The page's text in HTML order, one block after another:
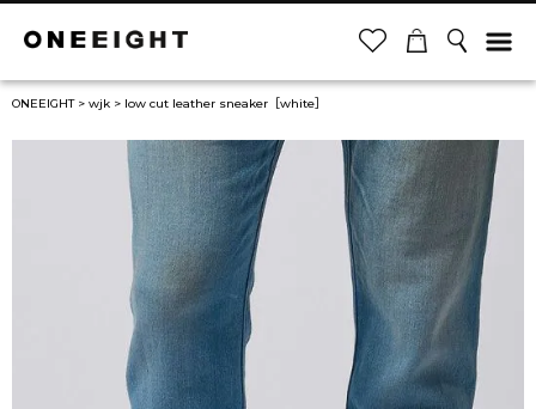
ONEEIGHT wjk low cut leather sneaker［white］